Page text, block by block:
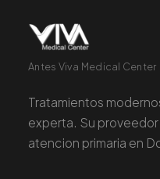
Antes Viva Medical Center
Tratamientos
experta. Su
atencion primaria en